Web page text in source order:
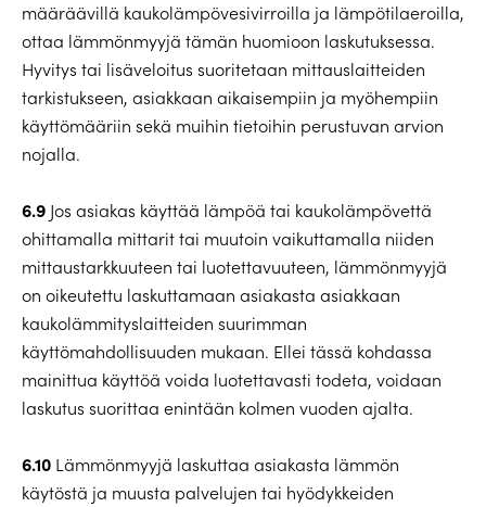
määräävillä kaukolämpövesivirroilla ja lämpötilaeroilla,
ottaa lämmönmyyjä tämän huomioon laskutuksessa.
Hyvitys tai lisäveloitus suoritetaan mittauslaitteiden
tarkistukseen, asiakkaan aikaisempiin ja myöhempiin
käyttömääriin sekä muihin tietoihin perustuvan arvion
nojalla.
6.9 Jos asiakas käyttää lämpöä tai kaukolämpövettä
ohittamalla mittarit tai muutoin vaikuttamalla niiden
mittaustarkkuuteen tai luotettavuuteen, lämmönmyyjä
on oikeutettu laskuttamaan asiakasta asiakkaan
kaukolämmityslaitteiden suurimman
käyttömahdollisuuden mukaan. Ellei tässä kohdassa
mainittua käyttöä voida luotettavasti todeta, voidaan
laskutus suorittaa enintään kolmen vuoden ajalta.
6.10 Lämmönmyyjä laskuttaa asiakasta lämmön
käytöstä ja muusta palvelujen tai hyödykkeiden